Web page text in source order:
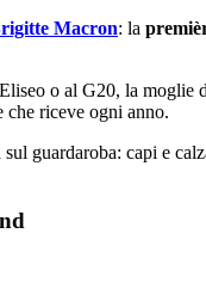
Macron: la
o al G20, la moglie
che riceve ogni anno.
guardaroba: capi e